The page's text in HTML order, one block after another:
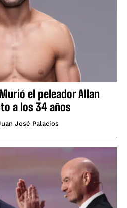
Murió el peleador Allan
a los 34 años
José Palacios